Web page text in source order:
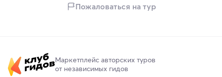
Пожаловаться на тур
Маркетплейс авторских туров
от независимых гидов